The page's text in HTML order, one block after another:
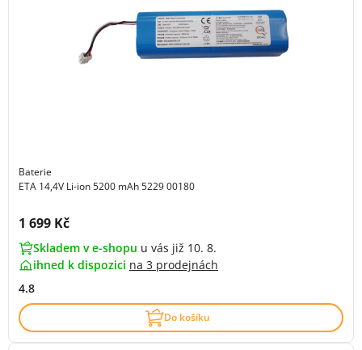
Baterie
ETA 14,4V Li-ion 5200 mAh 5229 00180
Cena s DPH:
1 699 Kč
Skladem v e-shopu u vás již 10. 8.
ihned k dispozici na 3 prodejnách
4.8
Do košíku